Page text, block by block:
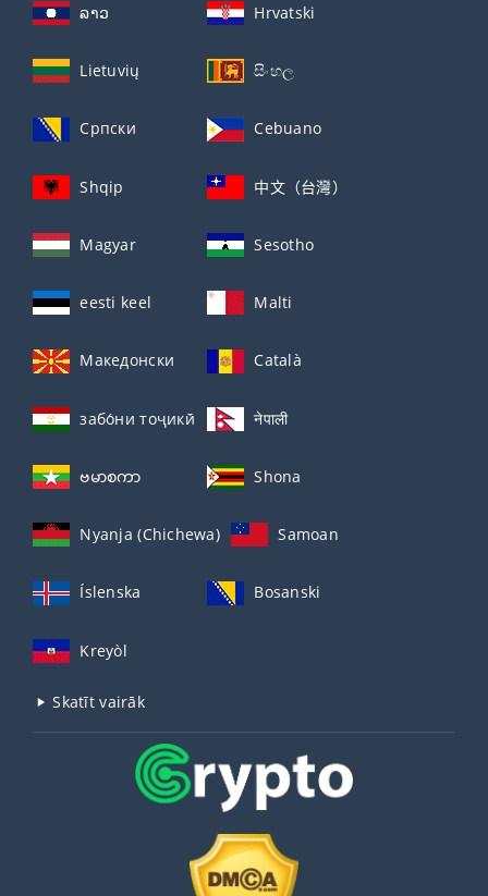
ລາວ Hrvatski
Lietuvių සිංහල
Српски Cebuano
Shqip 中文（台灣）
Magyar Sesotho
eesti keel Malti
Македонски Català
забо́ни тоҷикӣ́ नेपाली
ဗမာစကာ Shona
Nyanja (Chichewa) Samoan
Íslenska Bosanski
Kreyòl
Skatīt vairāk